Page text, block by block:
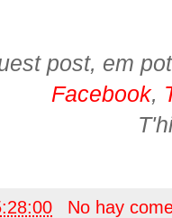
post, em
Facebook,
No hay